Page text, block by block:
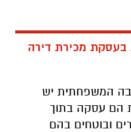
בעסקת מכירת דירה
המשפחתית יש
הם עסקה בתוך
ובוטחים בהם